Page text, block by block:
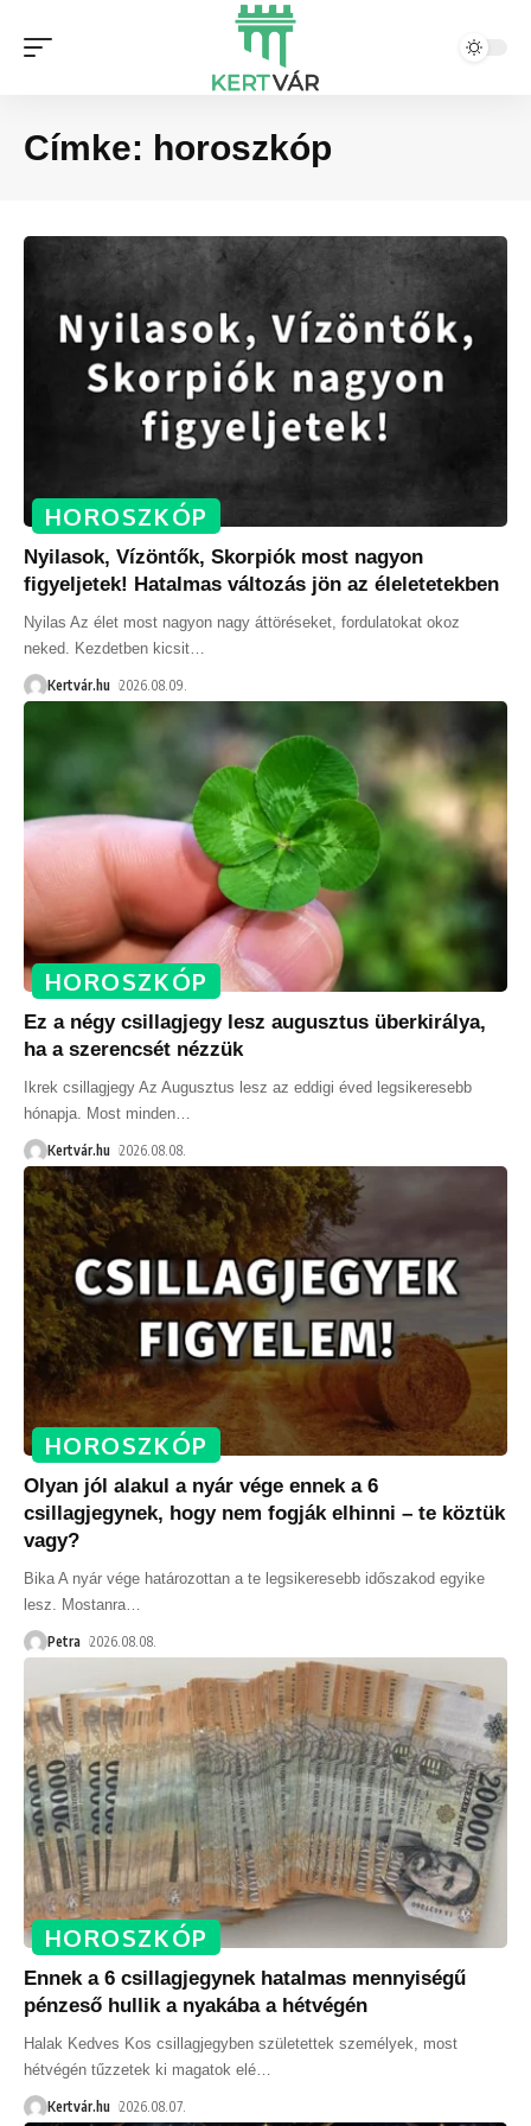
Címke: horoszkóp
HOROSZKÓP
Nyilasok, Vízöntők, Skorpiók most nagyon
figyeljetek! Hatalmas változás jön az éleletetekben
Nyilas Az élet most nagyon nagy áttöréseket, fordulatokat okoz
neked. Kezdetben kicsit
Kertvár.hu 2026.08.09.
HOROSZKÓP
Ez a négy csillagjegy lesz augusztus überkirálya,
ha a szerencsét nézzük
Ikrek csillagjegy Az Augusztus lesz az eddigi éved legsikeresebb
hónapja. Most minden
Kertvár.hu 2026.08.08.
HOROSZKÓP
Olyan jól alakul a nyár vége ennek a 6
csillagjegynek, hogy nem fogják elhinni – te köztük
vagy?
Bika A nyár vége határozottan a te legsikeresebb időszakod egyike
lesz. Mostanra…
Petra 2026.08.08.
HOROSZKÓP
Ennek a 6 csillagjegynek hatalmas mennyiségű
pénzeső hullik a nyakába a hétvégén
Halak Kedves Kos csillagjegyben születettek személyek, most
hétvégén tűzzetek ki magatok elé…
Kertvár.hu 2026.08.07.